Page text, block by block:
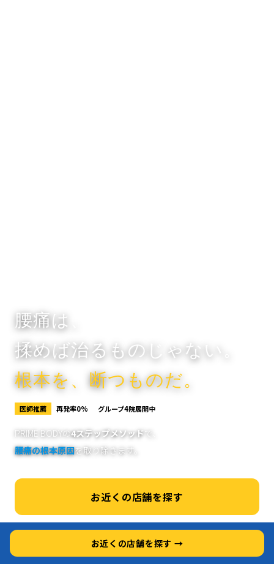
腰痛は、
揉めば治るものじゃない。
根本を、断つものだ。
医師推薦 再発率0% グループ4院展開中
PRIME BODYの4ステップメソッド で、
腰痛の根本原因を取り除きます。
お近くの店舗を探す
お近くの店舗を探す →